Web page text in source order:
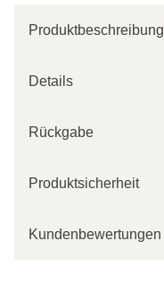
Produktbeschreibung
Details
Rückgabe
Produktsicherheit
Kundenbewertungen